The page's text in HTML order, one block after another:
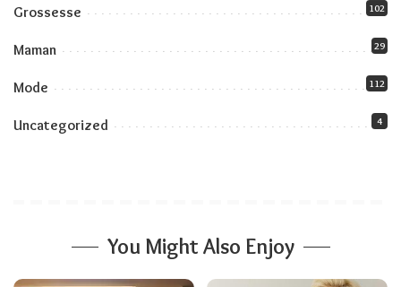
Grossesse 102
Maman 29
Mode 112
Uncategorized 4
You Might Also Enjoy